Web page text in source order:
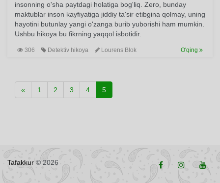
insonning o'sha paytdagi holatiga bog'liq. Zero, bunday
maktublar inson kayfiyatiga jiddiy ta'sir etibgina qolmay, uning
hayotini butunlay yangi o'zanga burib yuborishi ham mumkin.
Ushbu hikoya bu fikrning yaqqol isbotidir.
306 Detektiv hikoya Lourens Blok O'qing
« 1 2 3 4 5
Tafakkur © 2026